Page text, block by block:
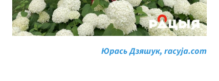
Юрась Дзяшук, racyja.com